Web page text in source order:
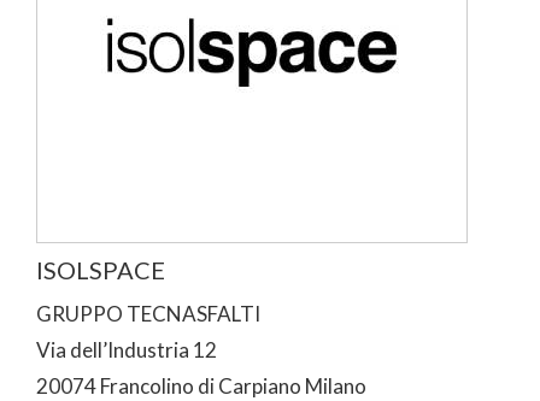
ISOLSPACE
GRUPPO TECNASFALTI
Via dell’Industria 12
20074 Francolino di Carpiano Milano